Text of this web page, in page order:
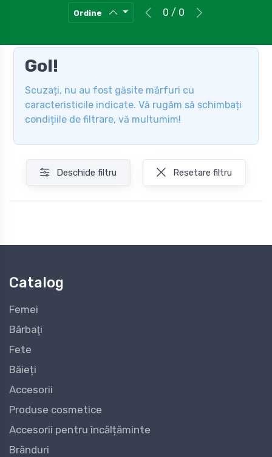
Ordine 0 / 0
Gol!
Scuzați, nu au fost găsite mărfuri cu
caracteristicile indicate. Vă rugăm să schimbați
condițiile de filtrare, vă multumim!
Deschide filtru Resetare filtru
Catalog
Femei
Bărbaţi
Fete
Băieți
Accesorii
Produse cosmetice
Accesorii pentru încălțăminte
Brănduri